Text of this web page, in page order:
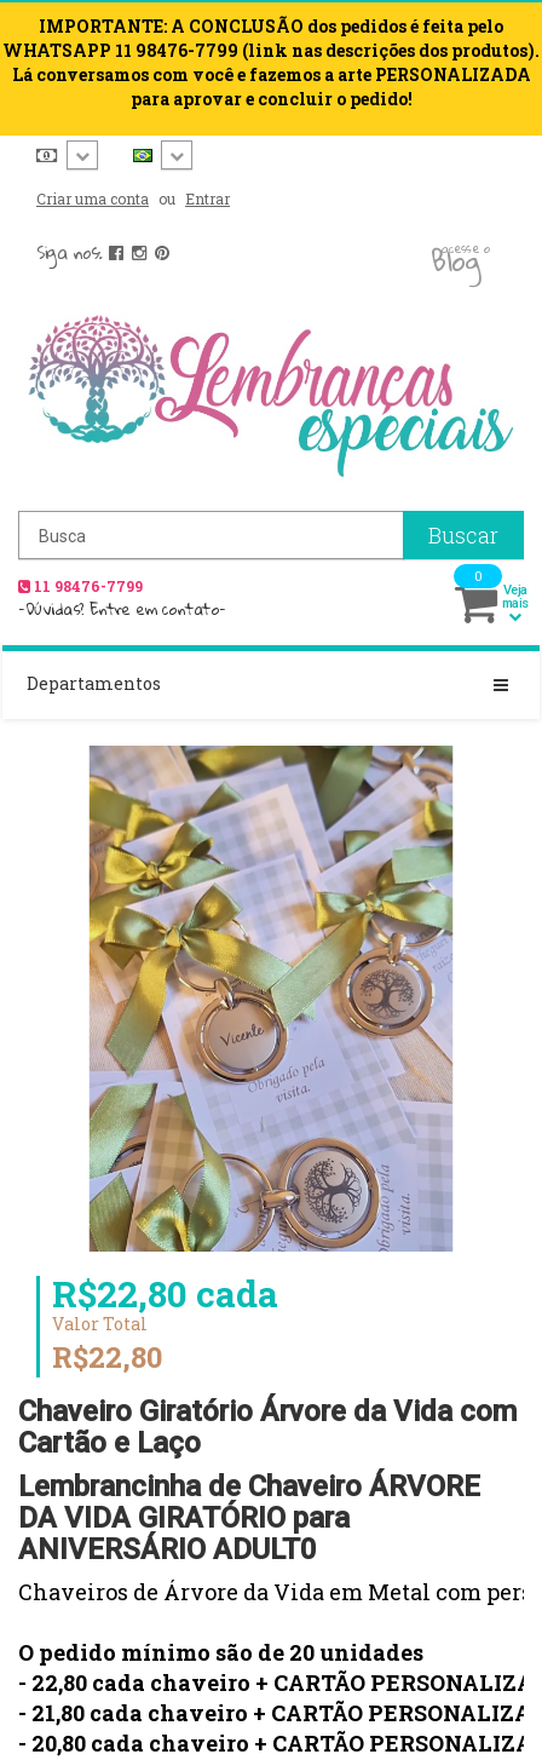
IMPORTANTE: A CONCLUSÃO dos pedidos é feita pelo
WHATSAPP 11 98476-7799 (link nas descrições dos produtos).
Lá conversamos com você e fazemos a arte PERSONALIZADA
para aprovar e concluir o pedido!
Criar uma conta ou Entrar
Siga nos: acesse o
blog
Buscar
11 98476-7799
-Dúvidas? Entre em contato-
0
Veja
mais
Departamentos
R$22,80 cada
Valor Total
R$22,80
Chaveiro Giratório Árvore da Vida com
Cartão e Laço
Lembrancinha de Chaveiro ÁRVORE
DA VIDA GIRATÓRIO para
ANIVERSÁRIO ADULT0
Chaveiros de Árvore da Vida em Metal com
O pedido mínimo são de 20 unidades
- 22,80 cada chaveiro + CARTÃO
- 21,80 cada chaveiro + CARTÃO
- 20,80 cada chaveiro + CARTÃO